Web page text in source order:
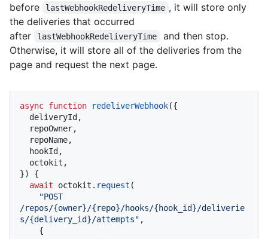
before
lastWebhookRedeliveryTime , it will store only
the deliveries that occurred
after
lastWebhookRedeliveryTime
and then stop.
Otherwise, it will store all of the deliveries from the
page and request the next page.
async function redeliverWebhook({
}) {
await octokit. request (
"POST
/repos/{owner}/{repo}/hooks/{hook_id}/deliverie
s/{delivery_id}/attempts" ,